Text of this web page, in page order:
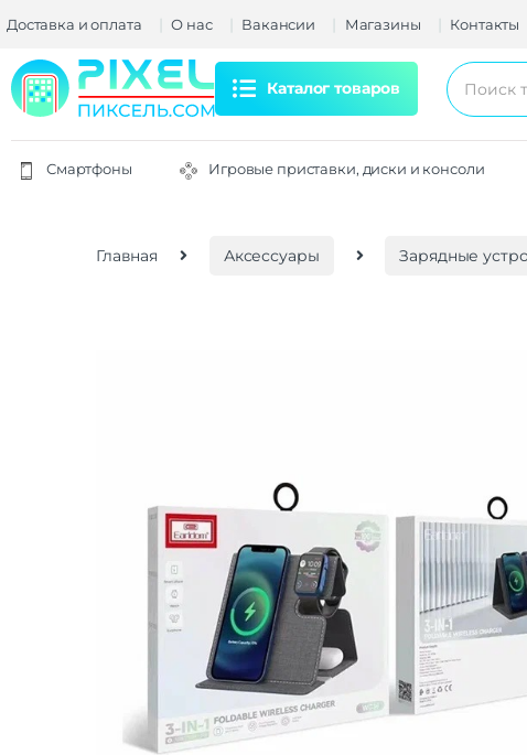
Доставка и оплата О нас Вакансии Магазины Контакты
Каталог товаров
Смартфоны Игровые приставки, диски и консоли
Главная Аксессуары Зарядные